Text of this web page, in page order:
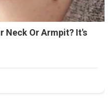
Neck Or Armpit? It's